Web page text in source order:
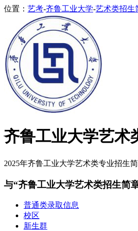
位置： 艺考-齐鲁工业大学-艺术类招生
齐鲁工业大学艺术
2025年齐鲁工业大学艺术类专业招生
与“齐鲁工业大学艺术类招生简
普通类录取信息
校区
新生群